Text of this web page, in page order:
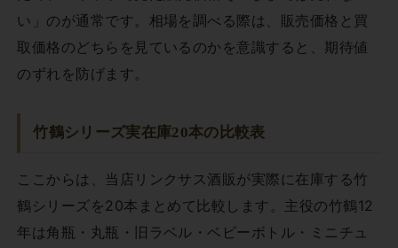
い」のが通常です。相場を調べる際は、販売価格と買
取価格のどちらを見ているのかを意識すると、期待値
のずれを防げます。
竹鶴シリーズ実在庫20本の比較表
ここからは、当店リンクサス酒販が実際に在庫する竹
鶴シリーズを20本まとめて比較します。主役の竹鶴12
年は角瓶・丸瓶・旧ラベル・ベビーボトル・ミニチュ